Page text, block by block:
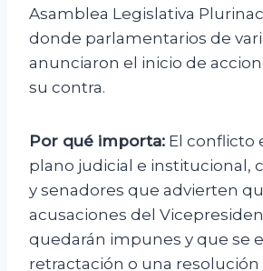
Asamblea Legislativa
donde parlamentarios de
anunciaron el inicio de
su contra.
Por qué importa: El conflicto
plano judicial e institucional,
y senadores que advierten
acusaciones del
quedarán impunes y que se
retractación o una resolución